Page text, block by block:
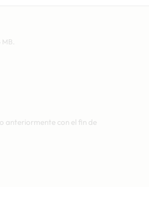
MB.
anteriormente con el fin de